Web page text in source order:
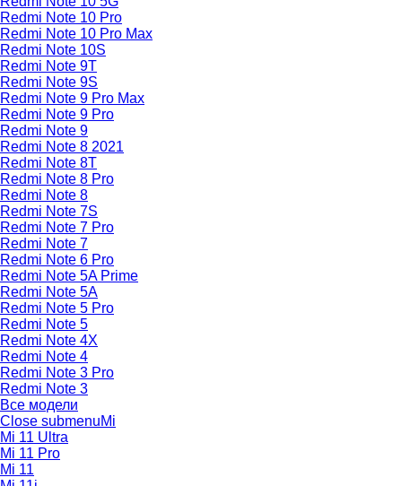
Redmi Note 10 Pro
Redmi Note 10 Pro Max
Redmi Note 10S
Redmi Note 9T
Redmi Note 9S
Redmi Note 9 Pro Max
Redmi Note 9 Pro
Redmi Note 9
Redmi Note 8 2021
Redmi Note 8T
Redmi Note 8 Pro
Redmi Note 8
Redmi Note 7S
Redmi Note 7 Pro
Redmi Note 7
Redmi Note 6 Pro
Redmi Note 5A Prime
Redmi Note 5A
Redmi Note 5 Pro
Redmi Note 5
Redmi Note 4X
Redmi Note 4
Redmi Note 3 Pro
Redmi Note 3
Все модели
Close submenuMi
Mi 11 Ultra
Mi 11 Pro
Mi 11